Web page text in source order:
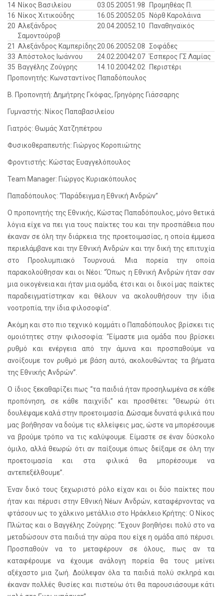
14 Νίκος Βασιλείου 03.05.20051.98
Προμηθέας Π.
16 Νίκος Χιτικούδης 16.05.20052.05
Νόρθ Καρολάινα
20 Αλεξάνδρος
Σαμοντούροβ
20.04.20052.10 Παναθηναϊκός
21 Αλεξάνδρος Καμπερίδης20.06.20052.08 Σοφάδες
33 Απόστολος Ιωάννου 24.02.20042.07 Έσπερος ΓΣ Λαμίας
35 Βαγγέλης Ζούγρης 14.10.20042.02
Περιστέρι
Προπονητής: Κωνσταντίνος Παπαδόπουλος
Β. Προπονητή: Δημήτρης Γκόφας, Γρηγόρης Γιάσσαρης
Γυμναστής: Νίκος Παπαβασιλείου
Γιατρός: Θωμάς Χατζηπέτρου
Φυσικοθεραπευτής: Γιώργος Κοροπιώτης
Φροντιστής: Κώστας Ευαγγελόπουλος
Team Manager: Γιώργος Κυριακόπουλος
Παπαδόπουλος: “Παράδειγμα η Εθνική Ανδρών”
Ο προπονητής της Εθνικής, Κώστας Παπαδόπουλος, μόνο θετικά
λόγια είχε να πει για τους παίκτες του και την προσπάθεια που
έκαναν σε όλη την διάρκεια της προετοιμασίας, η οποία έμμεσα
περιελάμβανε και την Εθνική Ανδρών και την δική της επιτυχία
στο Προολυμπιακό Τουρνουά. Μια πορεία την οποία
παρακολούθησαν και οι Νέοι: “Όπως η Εθνική Ανδρών ήταν σαν
μια οικογένεια και ήταν μια ομάδα, έτσι και οι δικοί μας παίκτες
παραδειγματίστηκαν και θέλουν να ακολουθήσουν την ίδια
νοοτροπία, την ίδια φιλοσοφία”.
Ακόμη και στο πιο τεχνικό κομμάτι ο Παπαδόπουλος βρίσκει τις
ομοιότητες στην φιλοσοφία: “Είμαστε μια ομάδα που βρίσκει
ρυθμό και ενέργεια από την άμυνα και προσπαθούμε να
ανοίξουμε τον ρυθμό με βάση αυτό, ακολουθώντας τα βήματα
της Εθνικής Ανδρών”.
Ο ίδιος ξεκαθαρίζει πως “τα παιδιά ήταν προσηλωμένα σε κάθε
προπόνηση, σε κάθε παιχνίδι” και προσθέτει: “Θεωρώ ότι
δουλέψαμε καλά στην προετοιμασία. Δώσαμε δυνατά φιλικά που
μας βοήθησαν να δούμε τις ελλείψεις μας, ώστε να μπορέσουμε
να βρούμε τρόπο να τις καλύψουμε. Είμαστε σε έναν δύσκολο
όμιλο, αλλά θεωρώ ότι αν παίξουμε όπως δείξαμε σε όλη την
προετοιμασία και στα φιλικά θα μπορέσουμε να
αντεπεξέλθουμε”.
Έναν δικό τους ξεχωριστό ρόλο είχαν και οι δύο παίκτες που
ήταν και πέρυσι στην Εθνική Νέων Ανδρών, καταφέρνοντας να
φτάσουν ως το χάλκινο μετάλλιο στο Ηράκλειο Κρήτης: Ο Νίκος
Πλώτας και ο Βαγγέλης Ζούγρης: “Έχουν βοηθήσει πολύ στο να
μεταδώσουν στα παιδιά την αύρα που είχε η ομάδα από πέρυσι.
Προσπαθούν να το μεταφέρουν σε όλους, πως αν τα
καταφέρουμε να έχουμε ανάλογη πορεία θα τους μείνει
αξέχαστο μια ζωή. Δούλεψαν όλα τα παιδιά πολύ σκληρά και
έκαναν πολλές θυσίες και πιστεύω ότι θα παρουσιάσουμε κάτι